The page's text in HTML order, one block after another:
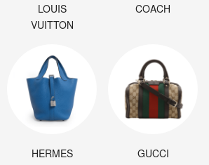
LOUIS
VUITTON
COACH
HERMES GUCCI